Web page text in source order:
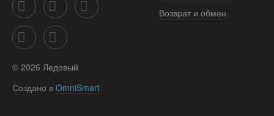
© 2026 Ледовый
Создано в OmniSmart
Возврат и обмен